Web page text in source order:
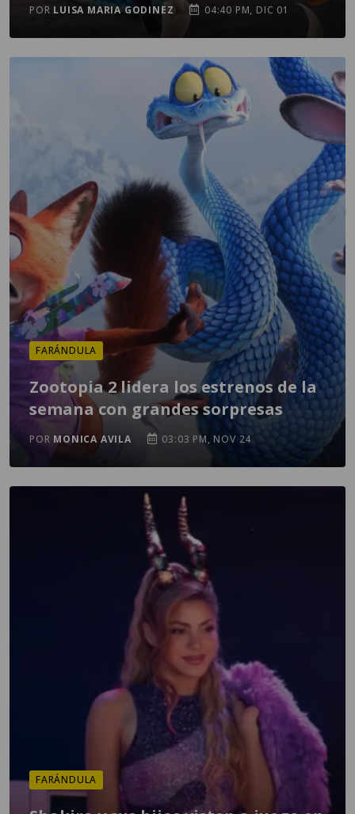
POR LUISA MARIA GODINEZ 04:40 PM, DIC 01
FARÁNDULA
Zootopia 2 lidera los estrenos de la
semana con grandes sorpresas
POR MONICA AVILA 03:03 PM, NOV 24
FARÁNDULA